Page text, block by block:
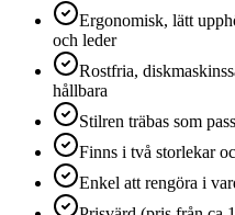
Ergonomisk, lätt
och leder
Rostfria,
hållbara
Stilren träbas som
Finns i två storlekar
Enkel att rengöra i